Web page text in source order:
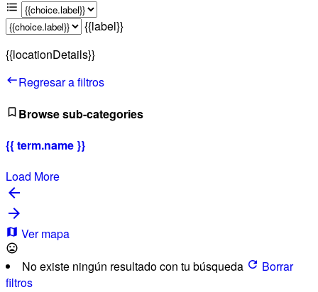
{{label}}
{{locationDetails}}
Regresar a filtros
Browse sub-categories
{{ term.name }}
Load More
Ver mapa
No existe ningún resultado con tu búsqueda
Borrar
filtros